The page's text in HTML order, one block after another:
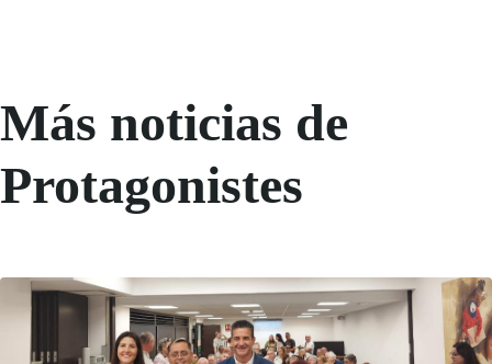
Más noticias de
Protagonistes